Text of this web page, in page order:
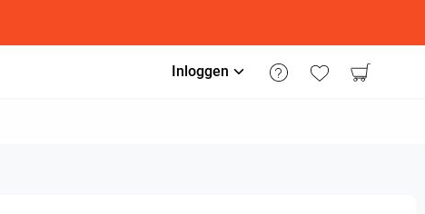
Inloggen